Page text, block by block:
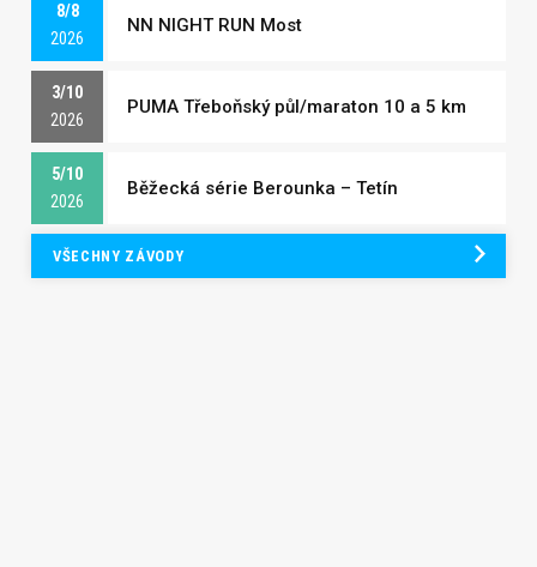
8/8
2026
NN NIGHT RUN Most
3/10
2026
PUMA Třeboňský půl/maraton 10 a 5 km
5/10
2026
Běžecká série Berounka – Tetín
VŠECHNY ZÁVODY